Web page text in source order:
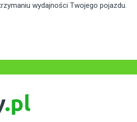
wydajności Twojego pojazdu.